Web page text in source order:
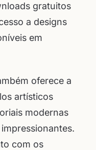
gratuitos
a designs
em
oferece a
artísticos
modernas
com os